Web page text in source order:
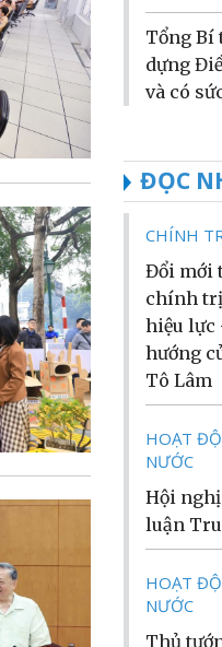
Tổng Bí
dựng
và có
ĐỌC
CHÍNH
Đổi mới
chính
hiệu lực
hướng
Tô Lâm
HOẠT
NƯỚC
Hội
luận
HOẠT
NƯỚC
Thủ